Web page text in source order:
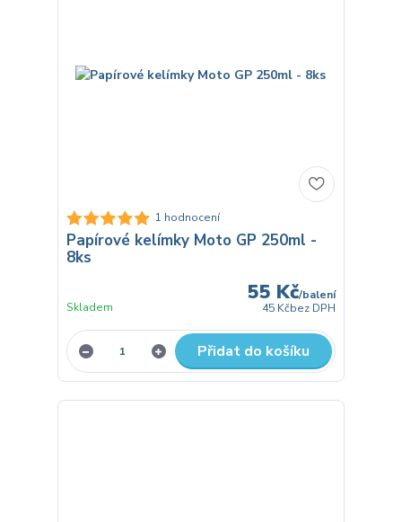
1 hodnocení
Papírové kelímky Moto GP 250ml -
8ks
55 Kč/balení
45 Kčbez DPH
Skladem
Přidat do košíku